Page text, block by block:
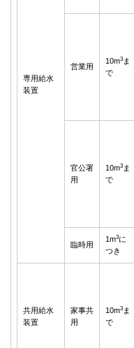
専用給水
装置
営業用
10m3 ま
で
官公署
用
10m3 ま
で
臨時用
1m3に
つき
共用給水
装置
家事共
用
10m3 ま
で